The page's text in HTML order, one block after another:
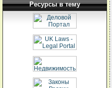
Ресурсы в тему